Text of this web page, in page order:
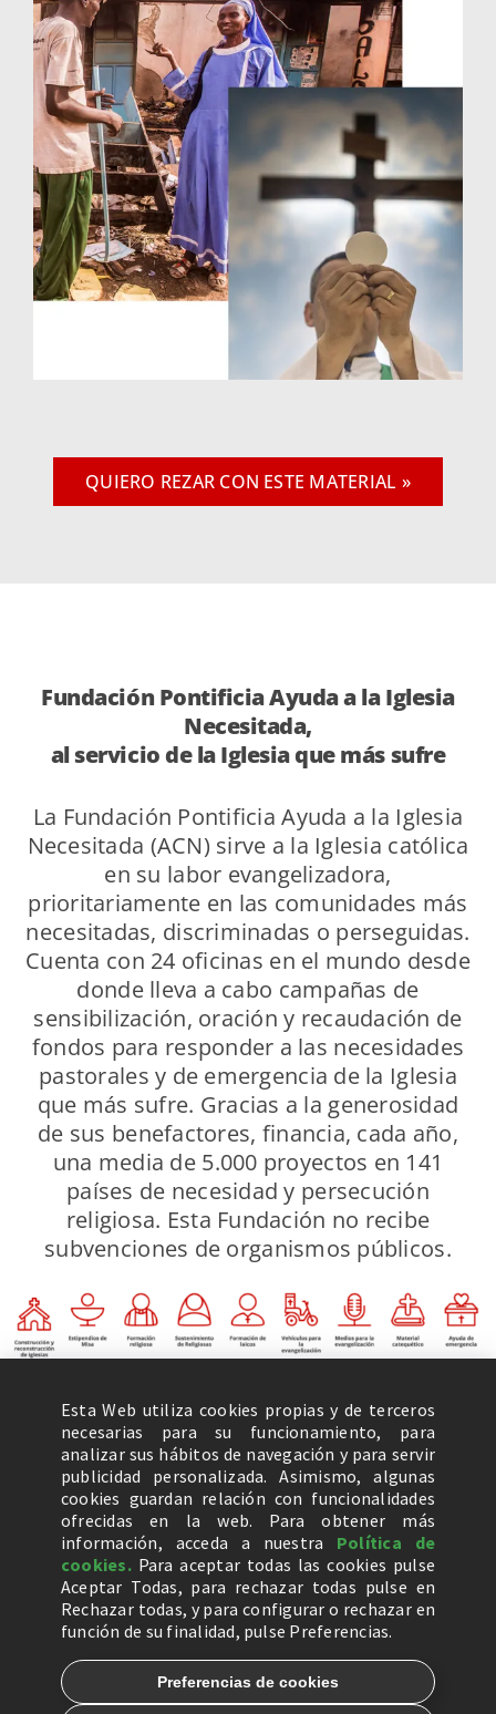
QUIERO REZAR CON ESTE MATERIAL »
Fundación Pontificia Ayuda a la Iglesia
Necesitada,
al servicio de la Iglesia que más sufre
La Fundación Pontificia Ayuda a la Iglesia
Necesitada (ACN) sirve a la Iglesia católica
en su labor evangelizadora,
prioritariamente en las comunidades más
necesitadas, discriminadas o perseguidas.
Cuenta con 24 oficinas en el mundo desde
donde lleva a cabo campañas de
sensibilización, oración y recaudación de
fondos para responder a las necesidades
pastorales y de emergencia de la Iglesia
que más sufre. Gracias a la generosidad
de sus benefactores, financia, cada año,
una media de 5.000 proyectos en 141
países de necesidad y persecución
religiosa. Esta Fundación no recibe
subvenciones de organismos públicos.
Esta Web utiliza cookies propias y de terceros
necesarias para su funcionamiento, para
analizar sus hábitos de navegación y para servir
publicidad personalizada. Asimismo, algunas
cookies guardan relación con funcionalidades
ofrecidas en la web. Para obtener más
información, acceda a nuestra Política de
cookies.Para aceptar todas las cookies pulse
Aceptar Todas, para rechazar todas pulse en
Rechazar todas, y para configurar o rechazar en
función de su finalidad, pulse Preferencias.
Preferencias de cookies